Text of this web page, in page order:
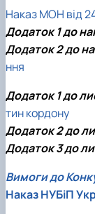
Наказ МОН від
Додаток 1 до
Додаток 2 до
ння
Додаток 1 до
тин кордону
Додаток 2 до
Додаток 3 до
Вимоги до
Наказ НУБіП